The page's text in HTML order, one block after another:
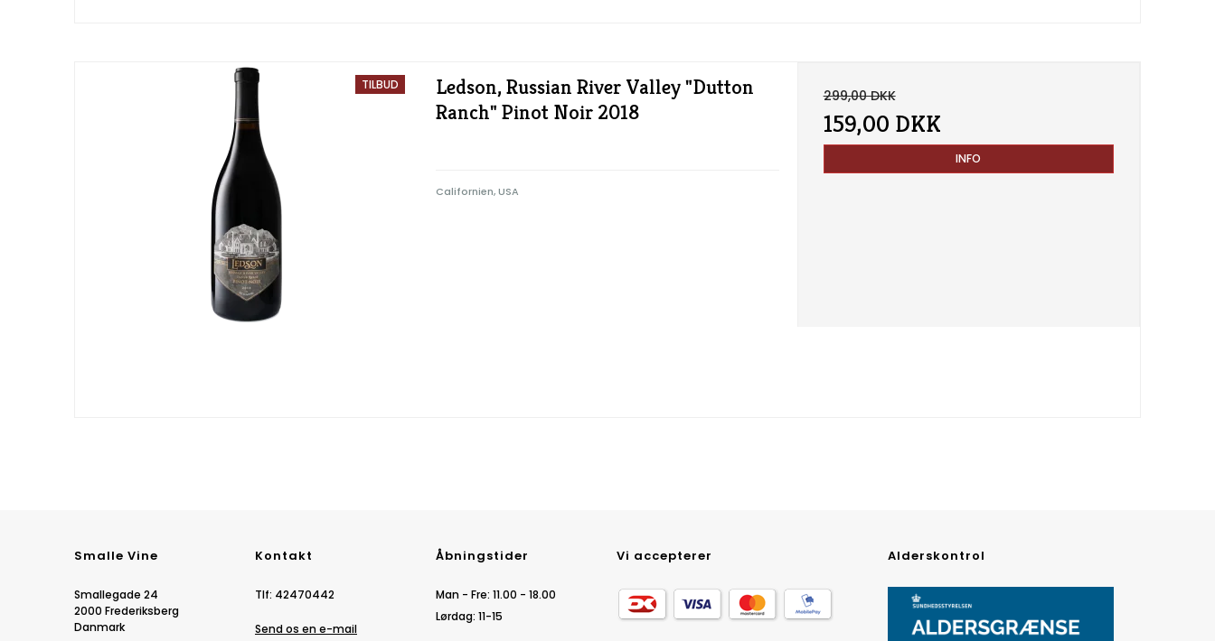
TILBUD
Ledson, Russian River Valley "Dutton
Ranch" Pinot Noir 2018
Californien, USA
299,00 DKK
159,00 DKK
INFO
Smalle Vine
Smallegade 24
2000 Frederiksberg
Danmark
Kontakt
Tlf: 42470442
Send os en e-mail
Åbningstider
Man - Fre: 11.00 - 18.00
Lørdag: 11-15
Vi accepterer Alderskontrol